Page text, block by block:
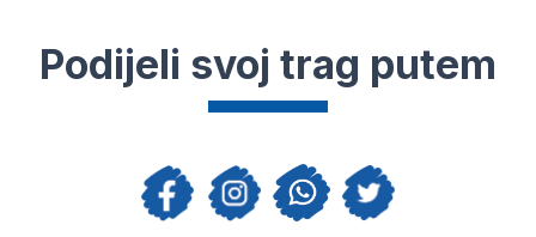
Podijeli svoj trag putem